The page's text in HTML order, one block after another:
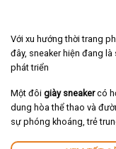
Với xu hướng thời trang
đây, sneaker hiện đang
phát triển
Một đôi giày sneakercó
dung hòa thể thao và
sự phóng khoáng, trẻ